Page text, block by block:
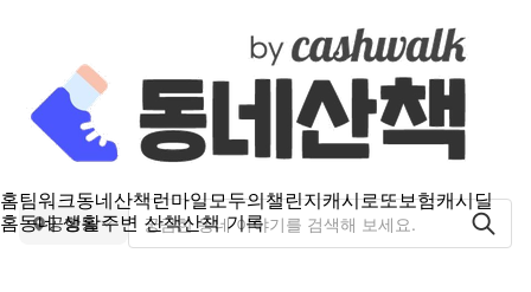
홈팀워크동네산책런마일모두의챌린지캐시로또보험캐시딜
홈동네 생활주변 산책산책 기록
공항동